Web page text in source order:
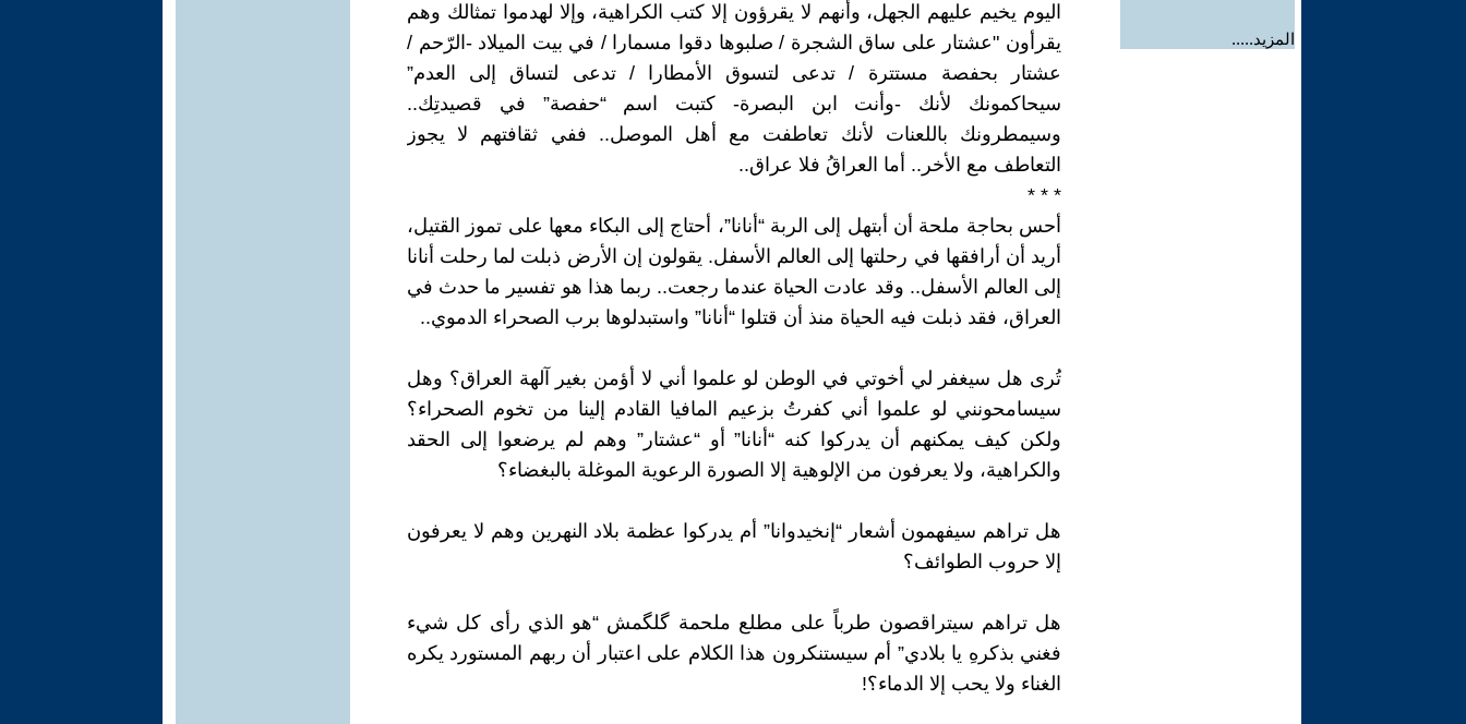
المزيد.....
اليوم يخيم عليهم الجهل، وأنهم لا يقرؤون إلا كتب الكراهية، وإلا لهدموا تمثالك وهم
يقرأون "عشتار على ساق الشجرة / صلبوها دقوا مسمارا / في بيت الميلاد -الرّحم /
عشتار بحفصة مستترة / تدعى لتسوق الأمطارا / تدعى لتساق إلى العدم”
سيحاكمونك لأنك -وأنت ابن البصرة- كتبت اسم “حفصة” في قصيدتِك..
وسيمطرونك باللعنات لأنك تعاطفت مع أهل الموصل.. ففي ثقافتهم لا يجوز
التعاطف مع الأخر.. أما العراقُ فلا عراق..
* * *
أحس بحاجة ملحة أن أبتهل إلى الربة “أنانا”، أحتاج إلى البكاء معها على تموز القتيل،
أريد أن أرافقها في رحلتها إلى العالم الأسفل. يقولون إن الأرض ذبلت لما رحلت أنانا
إلى العالم الأسفل.. وقد عادت الحياة عندما رجعت.. ربما هذا هو تفسير ما حدث في
العراق، فقد ذبلت فيه الحياة منذ أن قتلوا “أنانا” واستبدلوها برب الصحراء الدموي..
تُرى هل سيغفر لي أخوتي في الوطن لو علموا أني لا أؤمن بغير آلهة العراق؟ وهل
سيسامحونني لو علموا أني كفرتُ بزعيم المافيا القادم إلينا من تخوم الصحراء؟
ولكن كيف يمكنهم أن يدركوا كنه “أنانا” أو “عشتار” وهم لم يرضعوا إلى الحقد
والكراهية، ولا يعرفون من الإلوهية إلا الصورة الرعوية الموغلة بالبغضاء؟
هل تراهم سيفهمون أشعار “إنخيدوانا” أم يدركوا عظمة بلاد النهرين وهم لا يعرفون
إلا حروب الطوائف؟
هل تراهم سيتراقصون طرباً على مطلع ملحمة گلگمش “هو الذي رأى كل شيء
فغني بذكرهِ يا بلادي” أم سيستنكرون هذا الكلام على اعتبار أن ربهم المستورد يكره
الغناء ولا يحب إلا الدماء؟!